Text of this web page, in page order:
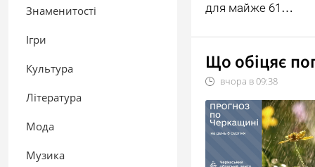
Знаменитості
Ігри
Культура
Література
Мода
Музика
для майже 61…
Що обіцяє
вчора в09:38